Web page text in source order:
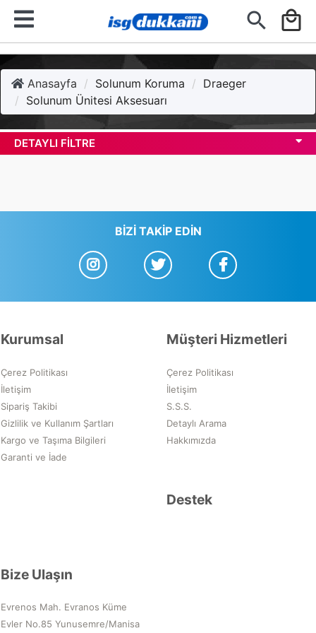
search local_mall
Anasayfa Solunum Koruma
Draeger
Solunum Ünitesi Aksesuarı
DETAYLI FILTRE
BIZI TAKIP EDIN
Kurumsal
Çerez Politikası
İletişim
Sipariş Takibi
Gizlilik ve Kullanım Şartları
Kargo ve Taşıma Bilgileri
Garanti ve İade
Müşteri Hizmetleri
Çerez Politikası
İletişim
S.S.S.
Detaylı Arama
Hakkımızda
Destek
Bize Ulaşın
Evrenos Mah. Evranos Küme
Evler No.85 Yunusemre/Manisa